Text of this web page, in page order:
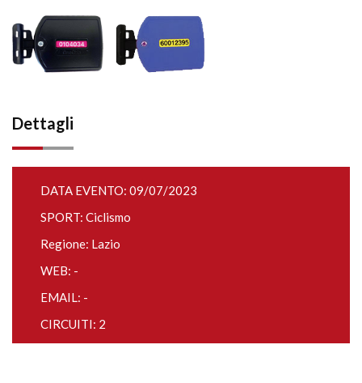
Dettagli
DATA EVENTO: 09/07/2023
SPORT: Ciclismo
Regione: Lazio
WEB: -
EMAIL: -
CIRCUITI: 2